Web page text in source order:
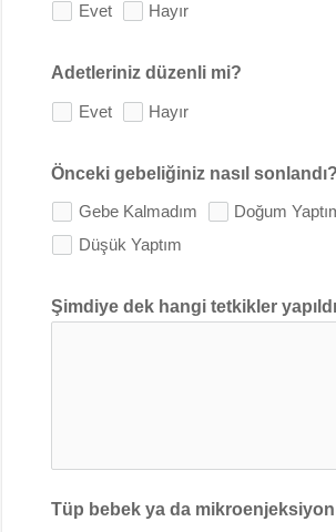
Evet Hayır
Adetleriniz düzenli mi?
Evet Hayır
Önceki gebeliğiniz nasıl sonlandı?
Gebe Kalmadım
Doğum
Düşük Yaptım
Şimdiye dek hangi tetkikler
Tüp bebek ya da mikroenjeksiyon